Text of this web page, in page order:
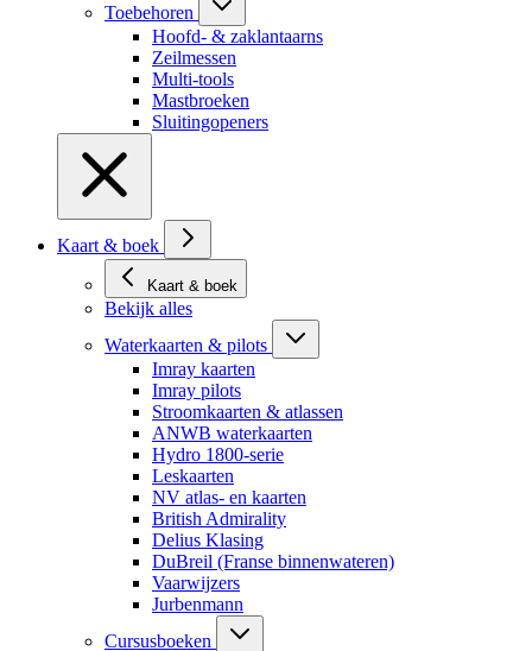
Toebehoren
Hoofd- & zaklantaarns
Zeilmessen
Multi-tools
Mastbroeken
Sluitingopeners
Kaart & boek
Kaart & boek
Bekijk alles
Waterkaarten & pilots
Imray kaarten
Imray pilots
Stroomkaarten & atlassen
ANWB waterkaarten
Hydro 1800-serie
Leskaarten
NV atlas- en kaarten
British Admirality
Delius Klasing
DuBreil (Franse binnenwateren)
Vaarwijzers
Jurbenmann
Cursusboeken